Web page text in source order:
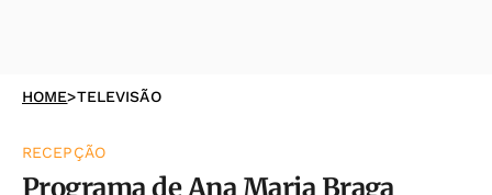
HOME>TELEVISÃO
RECEPÇÃO
Programa de Ana Maria Braga